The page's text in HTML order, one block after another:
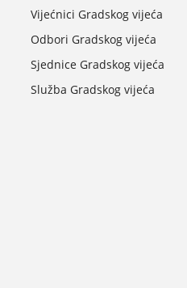
Vijećnici Gradskog vijeća
Odbori Gradskog vijeća
Sjednice Gradskog vijeća
Služba Gradskog vijeća